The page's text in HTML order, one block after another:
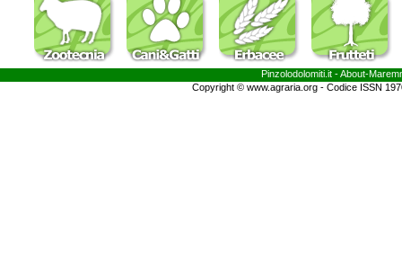
Pinzolodolomiti.it - About-
Copyright © www.agraria.org - Codice ISSN